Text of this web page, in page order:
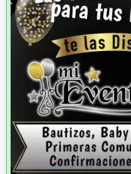
Agencias de Cobranza
Agencias de Colocación
Agencias de Modelos
Agencias de Publicidad